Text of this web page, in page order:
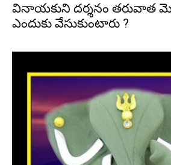
వినాయకుని దర్శనం తరువాత
ఎందుకు వేసుకుంటారు ?